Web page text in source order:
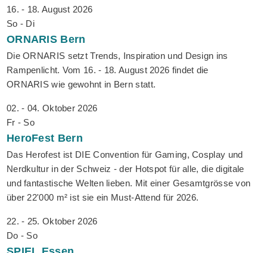
16. - 18. August 2026
So - Di
ORNARIS Bern
Die ORNARIS setzt Trends, Inspiration und Design ins
Rampenlicht. Vom 16. - 18. August 2026 findet die
ORNARIS wie gewohnt in Bern statt.
02. - 04. Oktober 2026
Fr - So
HeroFest Bern
Das Herofest ist DIE Convention für Gaming, Cosplay und
Nerdkultur in der Schweiz - der Hotspot für alle, die digitale
und fantastische Welten lieben. Mit einer Gesamtgrösse von
über 22'000 m² ist sie ein Must-Attend für 2026.
22. - 25. Oktober 2026
Do - So